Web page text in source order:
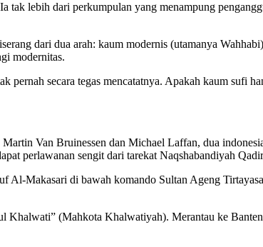
tak lebih dari perkumpulan yang menampung
dari dua arah: kaum modernis (utamanya
modernitas.
secara tegas mencatatnya. Apakah kaum sufi
Van Bruinessen dan Michael Laffan, dua
perlawanan sengit dari tarekat Naqshabandiyah
Al-Makasari di bawah komando Sultan Ageng
(Mahkota Khalwatiyah). Merantau ke